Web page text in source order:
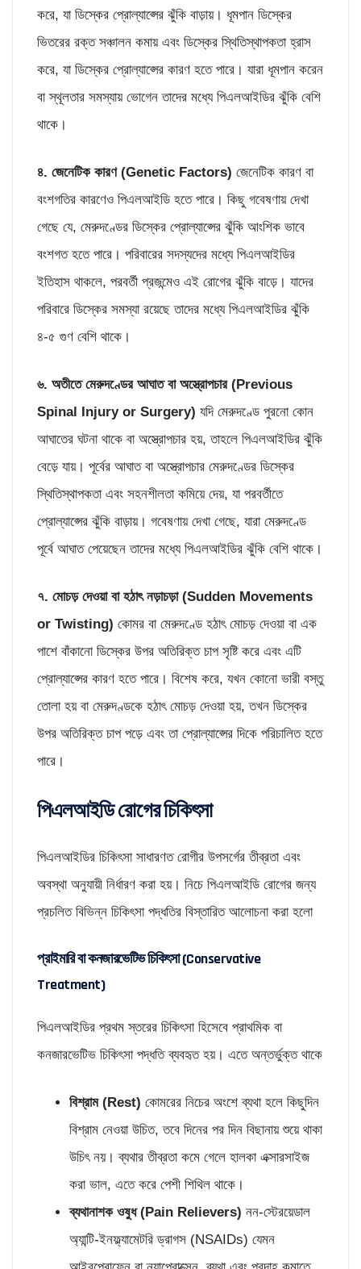
করে, যা ডিস্কের প্রোল্যাপ্সের ঝুঁকি বাড়ায়। ধূমপান ডিস্কের
ভিতরের রক্ত সঞ্চালন কমায় এবং ডিস্কের স্থিতিস্থাপকতা হ্রাস
করে, যা ডিস্কের প্রোল্যাপ্সের কারণ হতে পারে। যারা ধূমপান করেন
বা স্থূলতার সমস্যায় ভোগেন তাদের মধ্যে পিএলআইডির ঝুঁকি বেশি
থাকে।
৪. জেনেটিক কারণ (Genetic Factors) জেনেটিক কারণ বা
বংশগতির কারণেও পিএলআইডি হতে পারে। কিছু গবেষণায় দেখা
গেছে যে, মেরুদণ্ডের ডিস্কের প্রোল্যাপ্সের ঝুঁকি আংশিক ভাবে
বংশগত হতে পারে। পরিবারের সদস্যদের মধ্যে পিএলআইডির
ইতিহাস থাকলে, পরবর্তী প্রজন্মেও এই রোগের ঝুঁকি বাড়ে। যাদের
পরিবারে ডিস্কের সমস্যা রয়েছে তাদের মধ্যে পিএলআইডির ঝুঁকি
৪-৫ গুণ বেশি থাকে।
৬. অতীতে মেরুদণ্ডের আঘাত বা অস্ত্রোপচার (Previous
Spinal Injury or Surgery) যদি মেরুদণ্ডে পুরনো কোন
আঘাতের ঘটনা থাকে বা অস্ত্রোপচার হয়, তাহলে পিএলআইডির ঝুঁকি
বেড়ে যায়। পূর্বের আঘাত বা অস্ত্রোপচার মেরুদণ্ডের ডিস্কের
স্থিতিস্থাপকতা এবং সহনশীলতা কমিয়ে দেয়, যা পরবর্তীতে
প্রোল্যাপ্সের ঝুঁকি বাড়ায়। গবেষণায় দেখা গেছে, যারা মেরুদণ্ডে
পূর্বে আঘাত পেয়েছেন তাদের মধ্যে পিএলআইডির ঝুঁকি বেশি থাকে।
৭. মোচড় দেওয়া বা হঠাৎ নড়াচড়া (Sudden Movements
or Twisting) কোমর বা মেরুদণ্ডে হঠাৎ মোচড় দেওয়া বা এক
পাশে বাঁকানো ডিস্কের উপর অতিরিক্ত চাপ সৃষ্টি করে এবং এটি
প্রোল্যাপ্সের কারণ হতে পারে। বিশেষ করে, যখন কোনো ভারী বস্তু
তোলা হয় বা মেরুদণ্ডকে হঠাৎ মোচড় দেওয়া হয়, তখন ডিস্কের
উপর অতিরিক্ত চাপ পড়ে এবং তা প্রোল্যাপ্সের দিকে পরিচালিত হতে
পারে।
পিএলআইডি রোগের চিকিৎসা
পিএলআইডির চিকিৎসা সাধারণত রোগীর উপসর্গের তীব্রতা এবং
অবস্থা অনুযায়ী নির্ধারণ করা হয়। নিচে পিএলআইডি রোগের জন্য
প্রচলিত বিভিন্ন চিকিৎসা পদ্ধতির বিস্তারিত আলোচনা করা হলো
প্রাইমারি বা কনজারভেটিভ চিকিৎসা (Conservative
Treatment)
পিএলআইডির প্রথম স্তরের চিকিৎসা হিসেবে প্রাথমিক বা
কনজারভেটিভ চিকিৎসা পদ্ধতি ব্যবহৃত হয়। এতে অন্তর্ভুক্ত থাকে
বিশ্রাম (Rest) কোমরের নিচের অংশে ব্যথা হলে কিছুদিন
বিশ্রাম নেওয়া উচিত, তবে দিনের পর দিন বিছানায় শুয়ে থাকা
উচিৎ নয়। ব্যথার তীব্রতা কমে গেলে হালকা এক্সারসাইজ
করা ভাল, এতে করে পেশী শিথিল থাকে।
ব্যথানাশক ওষুধ (Pain Relievers) নন-স্টেরয়েডাল
অ্যান্টি-ইনফ্ল্যামেটরি ড্রাগস (NSAIDs) যেমন